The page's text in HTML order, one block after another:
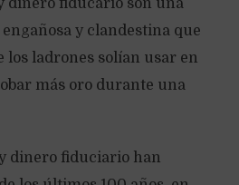
dinero fiducario son una
y clandestina que
los ladrones solían usar en
más oro durante una
dinero fiduciario han